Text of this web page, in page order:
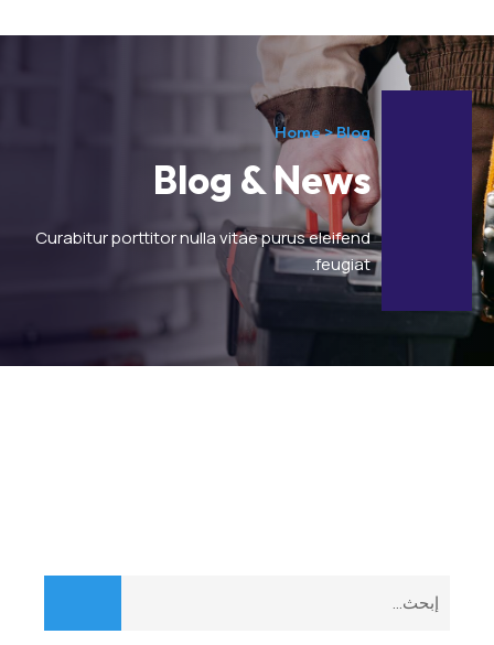
Home > Blog
Blog & News
Curabitur porttitor nulla vitae purus eleifend
feugiat.